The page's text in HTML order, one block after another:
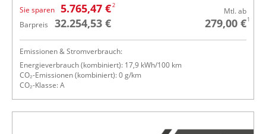
Sie sparen 5.765,47 €2
Barpreis 32.254,53 €
Mtl. ab
279,00 €1
Emissionen & Stromverbrauch:
Energieverbrauch (kombiniert): 17,9 kWh/100 km
CO₂-Emissionen (kombiniert): 0 g/km
CO₂-Klasse: A